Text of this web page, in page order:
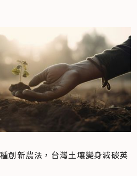
創新農法，台灣土壤變身減碳英